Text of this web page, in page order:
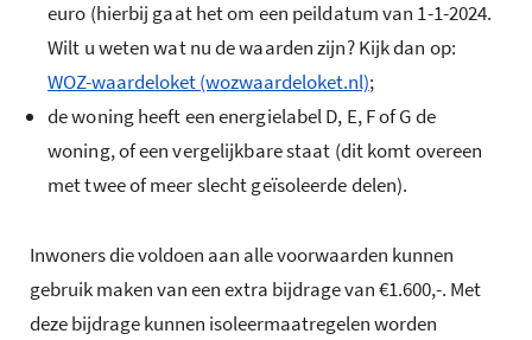
euro (hierbij gaat het om een peildatum van 1-1-2024.
Wilt u weten wat nu de waarden zijn? Kijk dan op:
WOZ-waardeloket (wozwaardeloket.nl);
de woning heeft een energielabel D, E, F of G de
woning, of een vergelijkbare staat (dit komt overeen
met twee of meer slecht geïsoleerde delen).
Inwoners die voldoen aan alle voorwaarden kunnen
gebruik maken van een extra bijdrage van €1.600,-. Met
deze bijdrage kunnen isoleermaatregelen worden